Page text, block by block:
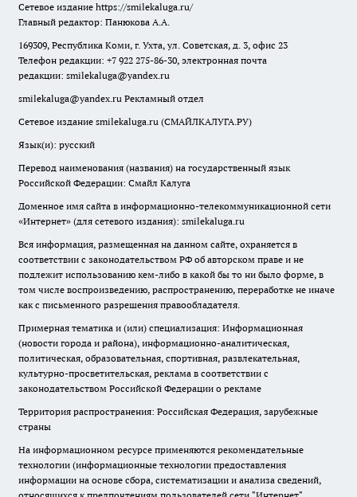
Сетевое издание https://smilekaluga.ru/
Главный редактор: Панюкова А.А.
169309, Республика Коми, г. Ухта, ул. Советская, д. 3, офис 23
Телефон редакции: +7 922 275-86-30, электронная почта
редакции: smilekaluga@yandex.ru
smilekaluga@yandex.ru Рекламный отдел
Сетевое издание smilekaluga.ru (СМАЙЛКАЛУГА.РУ)
Язык(и): русский
Перевод наименования (названия) на государственный язык
Российской Федерации: Смайл Калуга
Доменное имя сайта в информационно-телекоммуникационной сети
«Интернет» (для сетевого издания): smilekaluga.ru
Вся информация, размещенная на данном сайте, охраняется в
соответствии с законодательством РФ об авторском праве и не
подлежит использованию кем-либо в какой бы то ни было форме, в
том числе воспроизведению, распространению, переработке не иначе
как с письменного разрешения правообладателя.
Примерная тематика и (или) специализация: Информационная
(новости города и района), информационно-аналитическая,
политическая, образовательная, спортивная, развлекательная,
культурно-просветительская, реклама в соответствии с
законодательством Российской Федерации о рекламе
Территория распространения: Российская Федерация, зарубежные
страны
На информационном ресурсе применяются рекомендательные
технологии (информационные технологии предоставления
информации на основе сбора, систематизации и анализа сведений,